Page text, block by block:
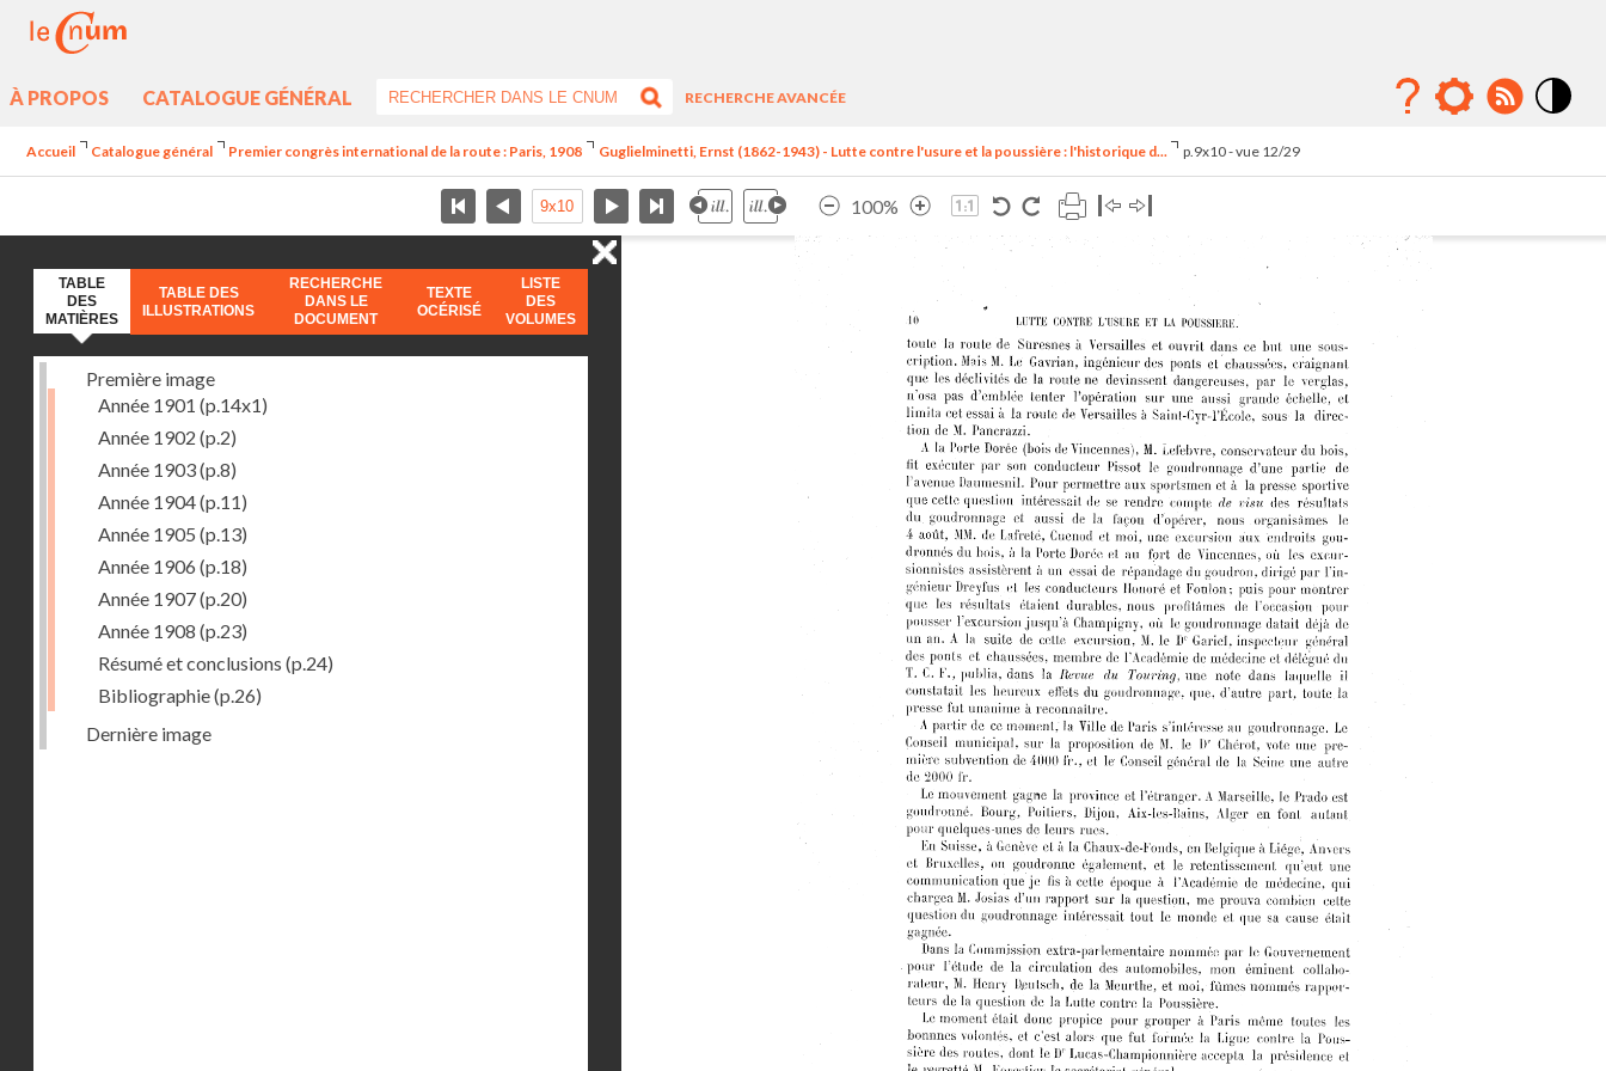
À PROPOS CATALOGUE GÉNÉRAL
RECHERCHE AVANCÉE
Accueil Catalogue général Premier congrès international de la route : Paris, 1908 Guglielminetti, Ernst (1862-1943) - Lutte contre l'usure et la poussière : l'historique d... p.9x10 - vue 12/29
100%
TABLE
DES
MATIÈRES
TABLE DES
ILLUSTRATIONS
RECHERCHE
DANS LE
DOCUMENT
TEXTE
OCÉRISÉ
LISTE
DES
VOLUMES
Première image
Année 1901 (p.14x1)
Année 1902 (p.2)
Année 1903(p.8)
Année 1904(p.11)
Année 1905 (p.13)
Année 1906 (p.18)
Année 1907(p.20)
Année 1908 (p.23)
Résumé et conclusions (p.24)
Bibliographie(p.26)
Dernière image